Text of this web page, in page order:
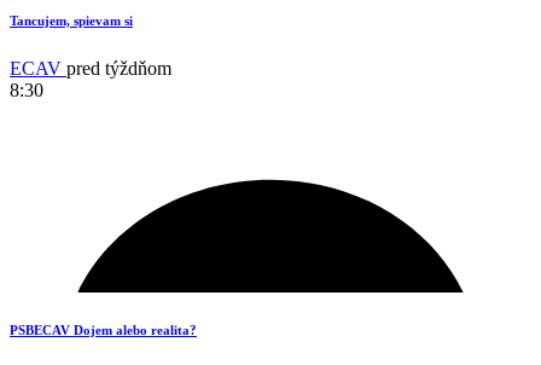
Tancujem, spievam si
ECAV pred týždňom
8:30
PSBECAV Dojem alebo realita?